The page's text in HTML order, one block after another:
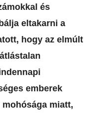
és
eltakarni a
hogy az elmúlt
emberek
miatt,